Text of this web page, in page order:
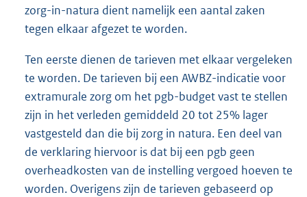
zorg-in-natura dient namelijk een aantal zaken
tegen elkaar afgezet te worden.
Ten eerste dienen de tarieven met elkaar vergeleken
te worden. De tarieven bij een AWBZ-indicatie voor
extramurale zorg om het pgb-budget vast te stellen
zijn in het verleden gemiddeld 20 tot 25% lager
vastgesteld dan die bij zorg in natura. Een deel van
de verklaring hiervoor is dat bij een pgb geen
overheadkosten van de instelling vergoed hoeven te
worden. Overigens zijn de tarieven gebaseerd op